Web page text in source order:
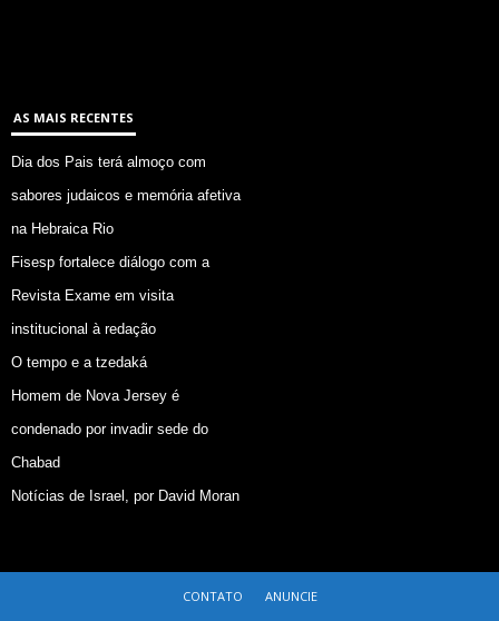
AS MAIS RECENTES
Dia dos Pais terá almoço com
sabores judaicos e memória afetiva
na Hebraica Rio
Fisesp fortalece diálogo com a
Revista Exame em visita
institucional à redação
O tempo e a tzedaká
Homem de Nova Jersey é
condenado por invadir sede do
Chabad
Notícias de Israel, por David Moran
CONTATO
ANUNCIE